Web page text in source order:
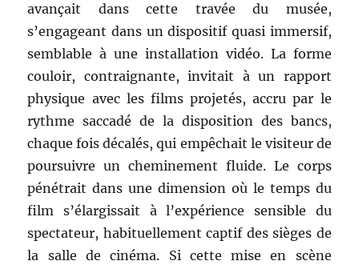
avançait dans cette travée du musée,
s’engageant dans un dispositif quasi immersif,
semblable à une installation vidéo. La forme
couloir, contraignante, invitait à un rapport
physique avec les films projetés, accru par le
rythme saccadé de la disposition des bancs,
chaque fois décalés, qui empêchait le visiteur de
poursuivre un cheminement fluide. Le corps
pénétrait dans une dimension où le temps du
film s’élargissait à l’expérience sensible du
spectateur, habituellement captif des sièges de
la salle de cinéma. Si cette mise en scène